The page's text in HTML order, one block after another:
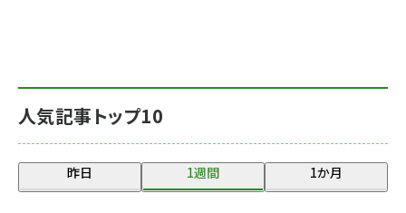
人気記事トップ10
昨日 1週間 1か月